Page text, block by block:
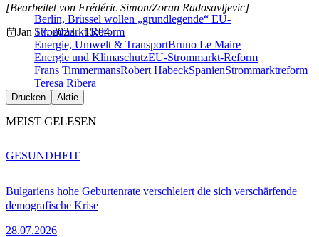
Berlin, Brüssel wollen „grundlegende“ EU-
Strommarkt-Reform
[Bearbeitet von Frédéric Simon/Zoran Radosavljevic]
Jan 17, 2023 - 15:04
Energie, Umwelt & TransportBruno Le Maire
Energie und KlimaschutzEU-Strommarkt-Reform
Frans TimmermansRobert HabeckSpanienStrommarktreform
Teresa Ribera
Drucken Aktie
MEIST GELESEN
Bulgariens hohe Geburtenrate verschleiert die sich verschärfende
demografische Krise
28.07.2026
GESUNDHEIT